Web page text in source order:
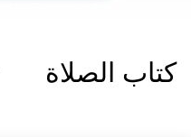
كتاب الصلاة